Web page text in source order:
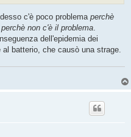
c'è poco problema perchè
non c'è il problema.
dell'epidemia dei
batterio, che causò una strage.